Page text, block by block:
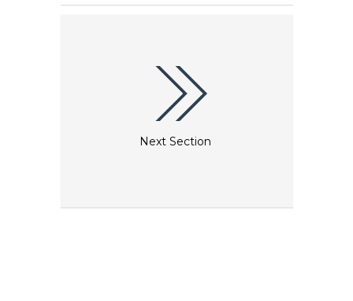
hedendaagse ervaring.
Next Section